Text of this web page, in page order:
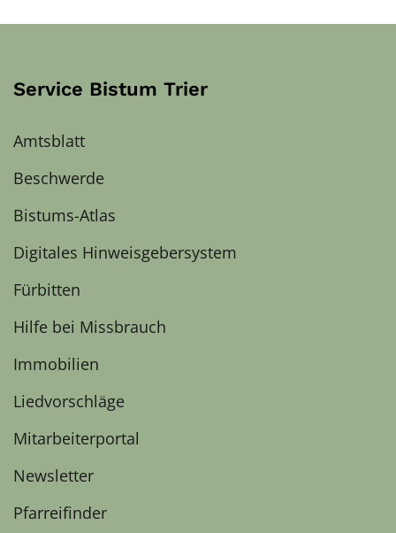
Service Bistum Trier
Amtsblatt
Beschwerde
Bistums-Atlas
Digitales Hinweisgebersystem
Fürbitten
Hilfe bei Missbrauch
Immobilien
Liedvorschläge
Mitarbeiterportal
Newsletter
Pfarreifinder